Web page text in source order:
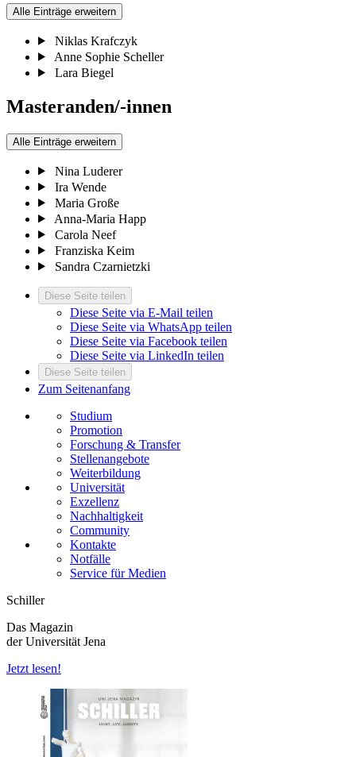
Alle Einträge erweitern
Niklas Krafczyk
Anne Sophie Scheller
Lara Biegel
Masteranden/-innen
Alle Einträge erweitern
Nina Luderer
Ira Wende
Maria Große
Anna-Maria Happ
Carola Neef
Franziska Keim
Sandra Czarnietzki
Diese Seite teilen
Diese Seite via E-Mail teilen
Diese Seite via WhatsApp teilen
Diese Seite via Facebook teilen
Diese Seite via LinkedIn teilen
Diese Seite teilen
Zum Seitenanfang
Studium
Promotion
Forschung & Transfer
Stellenangebote
Weiterbildung
Universität
Exzellenz
Nachhaltigkeit
Community
Kontakte
Notfälle
Service für Medien
Schiller
Das Magazin
der Universität Jena
Jetzt lesen!